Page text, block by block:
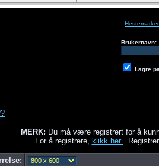
Brukernavn:
Lagre
MERK: Du må være registrert for å
For å registrere,
klikk her .